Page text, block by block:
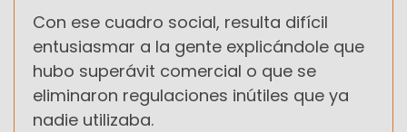
Con ese cuadro social, resulta difícil
entusiasmar a la gente explicándole que
hubo superávit comercial o que se
eliminaron regulaciones inútiles que ya
nadie utilizaba.